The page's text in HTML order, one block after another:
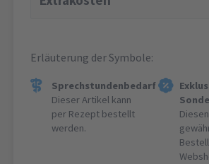
Erläuterung der Symbole:
Sprechstundenbedarf
Dieser Artikel kann
per Rezept bestellt
werden.